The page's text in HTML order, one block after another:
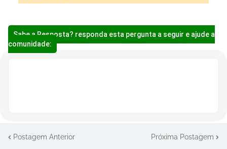
Sabe a Resposta? responda esta pergunta a seguir e ajude a
comunidade:
Postagem Anterior Próxima Postagem